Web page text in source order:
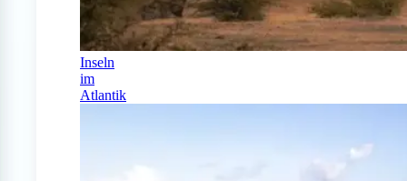
Inseln
im
Atlantik